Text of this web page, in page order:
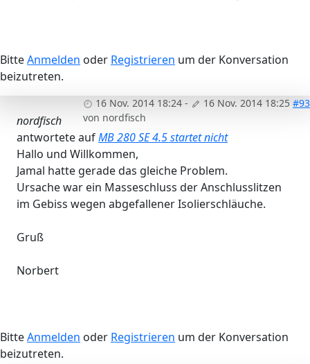
BitteAnmelden oder Registrieren um der Konversation
beizutreten.
16 Nov. 2014 18:24 - 16 Nov. 2014 18:25 #93
von nordfisch
nordfisch
antwortete aufMB 280 SE 4.5 startet nicht
Hallo und Willkommen,
Jamal hatte gerade das gleiche Problem.
Ursache war ein Masseschluss der Anschlusslitzen
im Gebiss wegen abgefallener Isolierschläuche.
Gruß
Norbert
BitteAnmelden oder Registrieren um der Konversation
beizutreten.